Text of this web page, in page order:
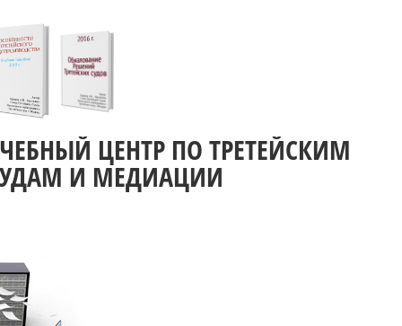
ЦЕНТР ПО ТРЕТЕЙСКИМ
И МЕДИАЦИИ